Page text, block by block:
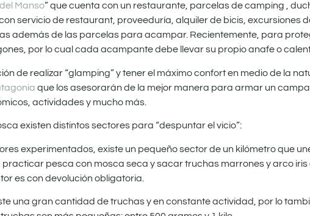
Manso” que cuenta con un restaurante, parcelas de camping ,
servicio de restaurant, proveeduría, alquiler de bicis, excursiones
además de las parcelas para acampar. Recientemente, para
por lo cual cada acampante debe llevar su propio anafe o
de realizar “glamping” y tener el máximo confort en medio de la
que los asesorarán de la mejor manera para armar un
actividades y mucho más.
existen distintos sectores para “despuntar el vicio”:
experimentados, existe un pequeño sector de un kilómetro que
pesca con mosca seca y sacar truchas marrones y arco iris
es con devolución obligatoria.
una gran cantidad de truchas y en constante actividad, por lo